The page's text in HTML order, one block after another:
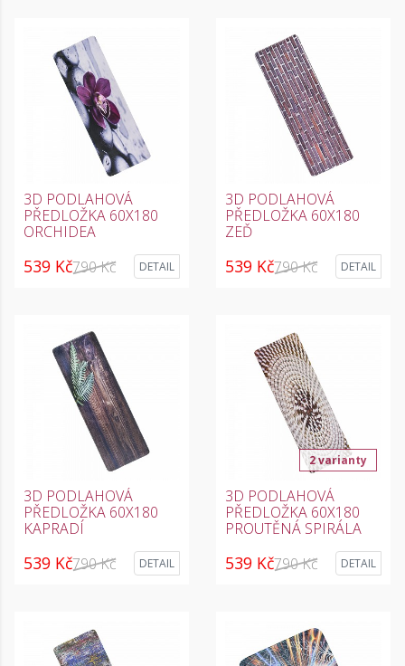
3D PODLAHOVÁ
PŘEDLOŽKA 60X180
ORCHIDEA
539 Kč790 Kč DETAIL
3D PODLAHOVÁ
PŘEDLOŽKA 60X180
ZEĎ
539 Kč790 Kč DETAIL
3D PODLAHOVÁ
PŘEDLOŽKA 60X180
KAPRADÍ
539 Kč790 Kč DETAIL
2 varianty
3D PODLAHOVÁ
PŘEDLOŽKA 60X180
PROUTĚNÁ SPIRÁLA
539 Kč790 Kč DETAIL